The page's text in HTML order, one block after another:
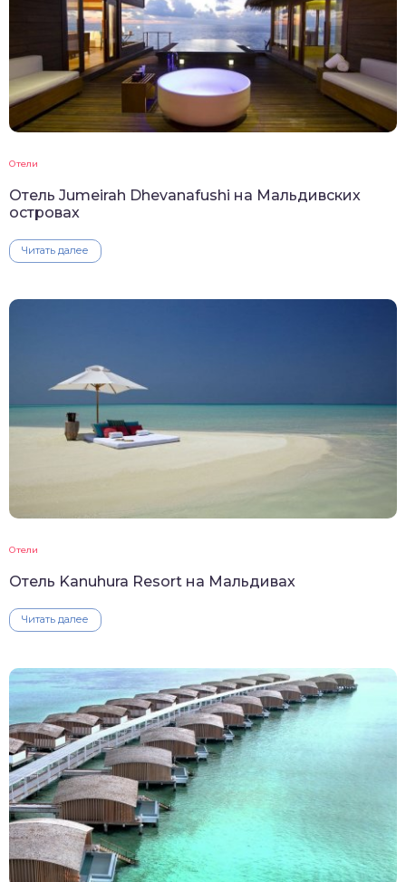
Отели
Отель Jumeirah Dhevanafushi на Мальдивских
островах
Читать далее
Отели
Отель Kanuhura Resort на Мальдивах
Читать далее